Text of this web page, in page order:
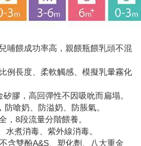
哺餵成功率高，親餵瓶餵乳頭不混
例長度、柔軟觸感、模擬乳暈霧化
膠，高回彈性不因吸吮而扁塌。
嗆奶、防溢奶、防脹氣。
，8段流量分階餵養。
煮消毒、紫外線消毒。
含雙酚A&S、塑化劑、八大重金